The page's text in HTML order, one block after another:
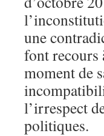
une
font recours
moment de
l’irrespect
politiques.